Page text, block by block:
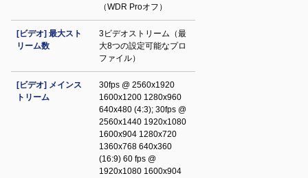
（WDR Proオフ）
[ビデオ] 最大スト
リーム数
3ビデオストリーム（最
大8つの設定可能なプロ
ファイル）
[ビデオ] メインス
トリーム
30fps @ 2560x1920
1600x1200 1280x960
640x480 (4:3); 30fps @
2560x1440 1920x1080
1600x904 1280x720
1360x768 640x360
(16:9) 60 fps @
1920x1080 1600x904